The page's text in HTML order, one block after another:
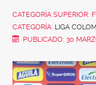
CATEGORÍA SUPERIOR:
CATEGORÍA: LIGA
PUBLICADO: 30